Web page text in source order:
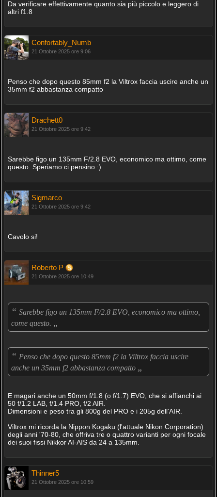
Da verificare effettivamente quanto sia più piccolo e leggero di
altri f1.8
Confortably_Numb
21 Ottobre 2025 ore 9:06
Penso che dopo questo 85mm f2 la Viltrox faccia uscire anche un
35mm f2 abbastanza compatto
Drachett0
21 Ottobre 2025 ore 9:42
Sarebbe figo un 135mm F/2.8 EVO, economico ma ottimo, come
questo. Speriamo ci pensino :)
Sigmarco
21 Ottobre 2025 ore 9:42
Cavolo si!
Roberto P
21 Ottobre 2025 ore 10:49
“ Sarebbe figo un 135mm F/2.8 EVO, economico ma ottimo,
come questo. „
“ Penso che dopo questo 85mm f2 la Viltrox faccia uscire
anche un 35mm f2 abbastanza compatto „
E magari anche un 50mm f/1.8 (o f/1.7) EVO, che si affianchi ai
50 f/1.2 LAB, f/1.4 PRO, f/2 AIR.
Dimensioni e peso tra gli 800g del PRO e i 205g dell'AIR.
Viltrox mi ricorda la Nippon Kogaku (l'attuale Nikon Corporation)
degli anni '70-80, che offriva tre o quattro varianti per ogni focale
dei suoi fissi Nikkor AI-AIS da 24 a 135mm.
Thinner5
21 Ottobre 2025 ore 10:59